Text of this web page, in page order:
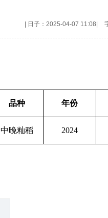
日子：2025-04-07 11:08
品种 年份
中晚籼稻 2024